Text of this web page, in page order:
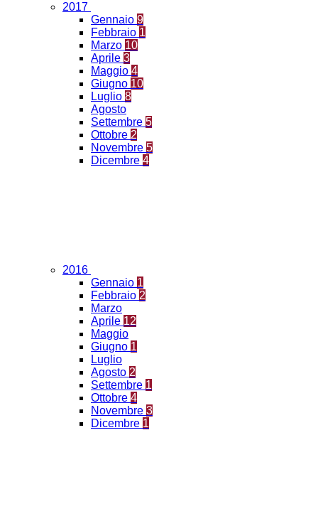
2017
Gennaio 9
Febbraio 1
Marzo 10
Aprile 3
Maggio 4
Giugno 10
Luglio 8
Agosto
Settembre 5
Ottobre 2
Novembre 5
Dicembre 4
2016
Gennaio 1
Febbraio 2
Marzo
Aprile 12
Maggio
Giugno 1
Luglio
Agosto 2
Settembre 1
Ottobre 4
Novembre 3
Dicembre 1